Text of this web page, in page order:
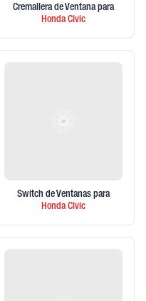
Cremallera de Ventana para
HondaCivic
Switch de Ventanas para
HondaCivic